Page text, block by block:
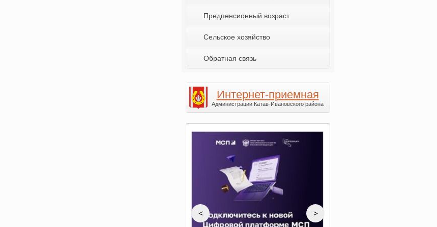
Предпенсионный возраст
Сельское хозяйство
Обратная связь
Интернет-приемная
Администрации Катав-Ивановского района
< >